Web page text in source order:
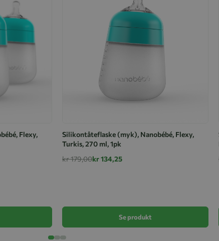
Flexy,
Silikontåteflaske (myk), Nanobébé, Flexy,
Turkis, 270 ml, 1pk
kr 179,00kr 134,25
Se produkt